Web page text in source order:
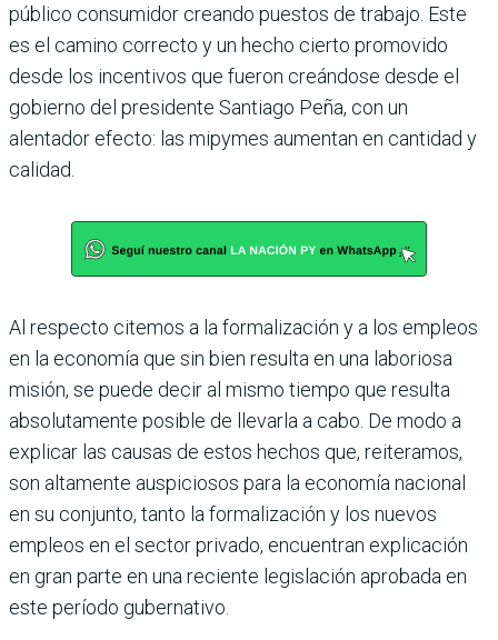
público consumidor creando puestos de trabajo. Este
es el camino correcto y un hecho cierto pro­movido
desde los incentivos que fueron creándose desde el
gobierno del presi­dente Santiago Peña, con un
alentador efecto: las mipymes aumentan en canti­dad y
calidad.
Al respecto citemos a la formalización y a los empleos
en la economía que sin bien resulta en una laboriosa
misión, se puede decir al mismo tiempo que resulta
abso­lutamente posible de llevarla a cabo. De modo a
explicar las causas de estos hechos que, reiteramos,
son altamente auspicio­sos para la economía nacional
en su con­junto, tanto la formalización y los nuevos
empleos en el sector privado, encuentran explicación
en gran parte en una reciente legislación aprobada en
este período gubernativo.